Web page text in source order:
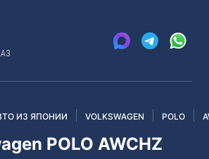
ИЗ ЯПОНИИ VOLKSWAGEN POLO
POLO AWCHZ